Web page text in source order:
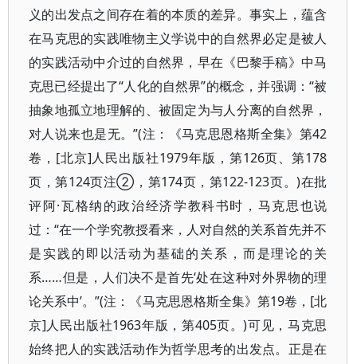
义的出发点之间存在着的本质的差异。事实上，蕴含
在马克思的实践唯物主义学说中的自然界必定是被人
的实践活动中介过的自然界，早在《巴黎手稿》中马
克思已经提出了“人化的自然界”的概念，并强调：“被
抽象地孤立地理解的、被固定为与人分离的自然界，
对人说来也是无。”(注：《马克思恩格斯全集》第42
卷，[北京]人民出版社1979年版，第126页、第178
页，第124页注②，第174页，第122-123页。)在批
评阿·瓦格纳的政治经济学教科书时，马克思也说
过：“在一个学究教授看来，人对自然的关系首先并不
是实践的即以活动为基础的关系，而是理论的关
系……但是，人们决不是首先‘处在这种对外界物的理
论关系中’。”(注：《马克思恩格斯全集》第19卷，[北
京]人民出版社1963年版，第405页。)可见，马克思
始终把人的实践活动作为哲学思考的出发点。正是在